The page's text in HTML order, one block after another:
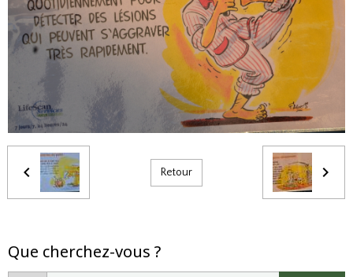
Retour
Que cherchez-vous ?